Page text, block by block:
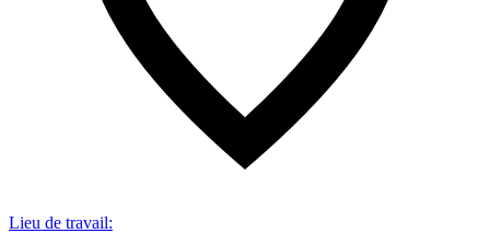
Lieu de travail: